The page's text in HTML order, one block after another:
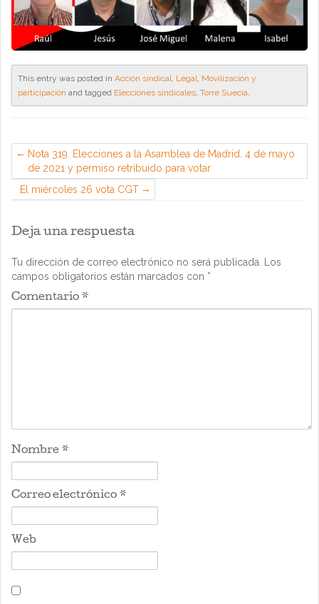
This entry was posted in Acción sindical, Legal, Movilización y
participación and tagged Elecciones sindicales, Torre Suecia.
Nota 319. Elecciones a la Asamblea de Madrid. 4 de mayo
de 2021 y permiso retribuido para votar
El miércoles 26 vota CGT
Deja una respuesta
Tu dirección de correo electrónico no será publicada.
Los
campos obligatorios están marcados con *
Comentario *
Nombre *
Correo electrónico *
Web